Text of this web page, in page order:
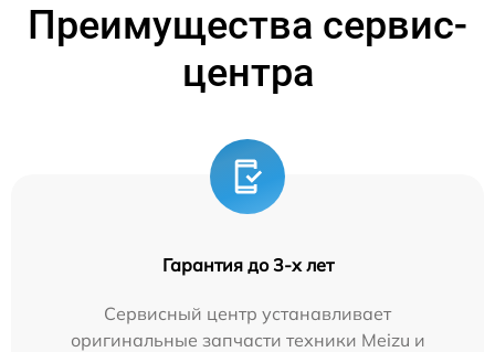
Преимущества сервис-
центра
Гарантия до 3-х лет
Сервисный центр устанавливает
оригинальные запчасти техники Meizu и